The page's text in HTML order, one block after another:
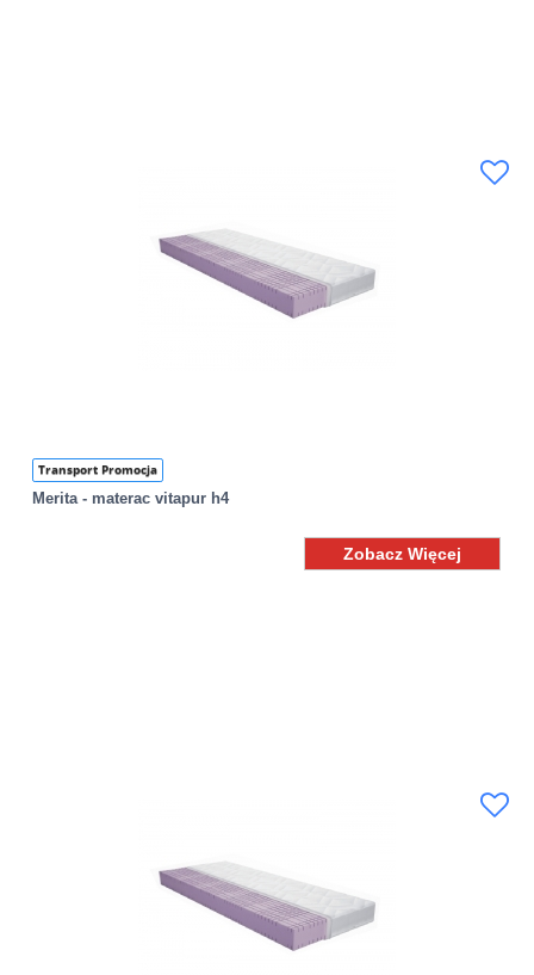
Transport Promocja
Merita - materac vitapur h4
Zobacz Więcej